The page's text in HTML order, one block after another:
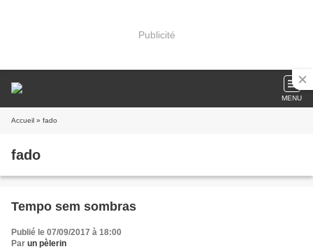
Publicité
MENU
Accueil » fado
fado
Tempo sem sombras
Publié le 07/09/2017 à 18:00
Par un pèlerin